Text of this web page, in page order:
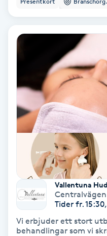
Babylights
Bambumassage
Barnklippning
BIAB
Blowout
Vallentuna
Centralvägen
Tider fr.
Vi erbjuder ett stort
behandlingar som vi